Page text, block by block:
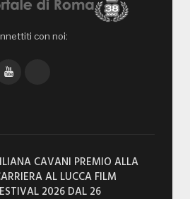
con noi:
YouTube
CAVANI PREMIO ALLA
AL LUCCA FILM
2026 DAL 26